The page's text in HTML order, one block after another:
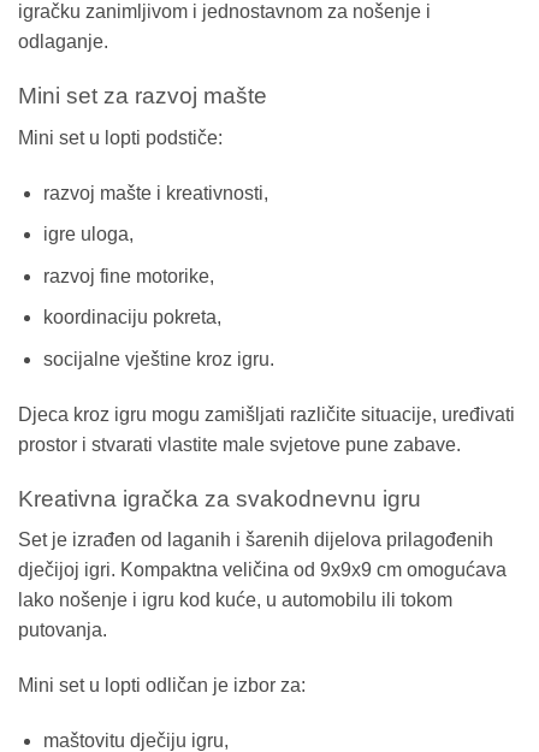
igračku zanimljivom i jednostavnom za nošenje i
odlaganje.
Mini set za razvoj mašte
Mini set u lopti podstiče:
razvoj mašte i kreativnosti,
igre uloga,
razvoj fine motorike,
koordinaciju pokreta,
socijalne vještine kroz igru.
Djeca kroz igru mogu zamišljati različite situacije, uređivati
prostor i stvarati vlastite male svjetove pune zabave.
Kreativna igračka za svakodnevnu igru
Set je izrađen od laganih i šarenih dijelova prilagođenih
dječijoj igri. Kompaktna veličina od 9x9x9 cm omogućava
lako nošenje i igru kod kuće, u automobilu ili tokom
putovanja.
Mini set u lopti odličan je izbor za:
maštovitu dječiju igru,